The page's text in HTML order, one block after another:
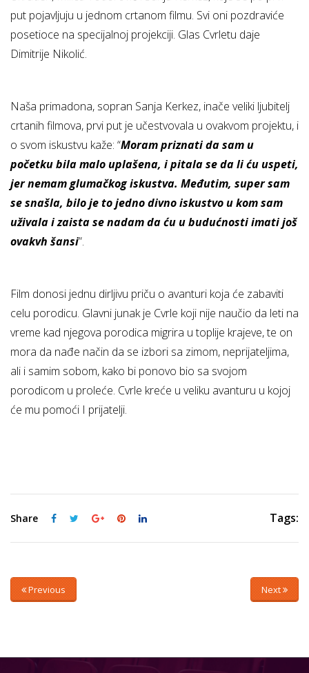
put pojavljuju u jednom crtanom filmu. Svi oni pozdraviće
posetioce na specijalnoj projekciji. Glas Cvrletu daje
Dimitrije Nikolić.
Naša primadona, sopran Sanja Kerkez, inače veliki ljubitelj
crtanih filmova, prvi put je učestvovala u ovakvom projektu, i
o svom iskustvu kaže: “Moram priznati da sam u
početku bila malo uplašena, i pitala se da li ću uspeti,
jer nemam glumačkog iskustva. Međutim, super sam
se snašla, bilo je to jedno divno iskustvo u kom sam
uživala i zaista se nadam da ću u budućnosti imati još
ovakvh šansi”.
Film donosi jednu dirljivu priču o avanturi koja će zabaviti
celu porodicu. Glavni junak je Cvrle koji nije naučio da leti na
vreme kad njegova porodica migrira u toplije krajeve, te on
mora da nađe način da se izbori sa zimom, neprijateljima,
ali i samim sobom, kako bi ponovo bio sa svojom
porodicom u proleće. Cvrle kreće u veliku avanturu u kojoj
će mu pomoći I prijatelji.
Share Tags:
Previous Next